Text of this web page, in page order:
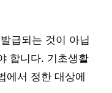
급되는 것이 아닙
합니다. 기초생활
에서 정한 대상에